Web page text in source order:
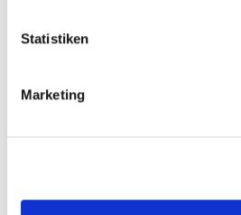
Statistiken
Marketing
kurzfristig auf enge Termine und
Bis heute haben wir ein
Kundenberatern und
Niederlanden, Belgien, Frankreich,
arbeiten wir mit ausgewählten